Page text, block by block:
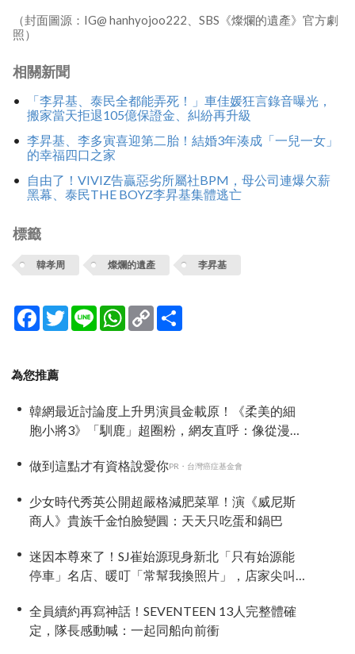
（封面圖源：IG@ hanhyojoo222、SBS《燦爛的遺產》官方劇
照）
相關新聞
「李昇基、泰民全都能弄死！」車佳媛狂言錄音曝光，
搬家當天拒退105億保證金、糾紛再升級
李昇基、李多寅喜迎第二胎！結婚3年湊成「一兒一女」
的幸福四口之家
自由了！VIVIZ告贏惡劣所屬社BPM，母公司連爆欠薪
黑幕、泰民THE BOYZ李昇基集體逃亡
標籤
韓孝周 燦爛的遺產 李昇基
Facebook
TwitterLine WhatsApp
Copy
Link
為您推薦
韓網最近討論度上升男演員金載原！《柔美的細
胞小將3》「馴鹿」超圈粉，網友直呼：像從漫畫
做到這點才有資格說愛你PR・台灣癌症基金會
少女時代秀英公開超嚴格減肥菜單！演《威尼斯
商人》貴族千金怕臉變圓：天天只吃蛋和鍋巴
迷因本尊來了！SJ崔始源現身新北「只有始源能
停車」名店、暖叮「常幫我換照片」，店家尖叫
全員續約再寫神話！SEVENTEEN 13人完整體確
定，隊長感動喊：一起同船向前衝